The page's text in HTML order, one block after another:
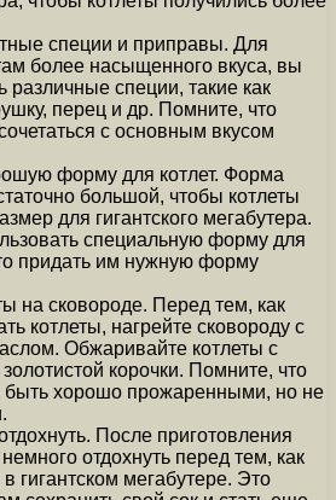
специи и приправы. Для
более насыщенного вкуса, вы
различные специи, такие как
перец и др. Помните, что
с основным вкусом
форму для котлет. Форма
большой, чтобы котлеты
для гигантского мегабутера.
специальную форму для
придать им нужную форму
на сковороде. Перед тем, как
котлеты, нагрейте сковороду с
Обжаривайте котлеты с
корочки. Помните, что
быть хорошо прожаренными, но не
После приготовления
отдохнуть перед тем, как
гигантском мегабутере. Это